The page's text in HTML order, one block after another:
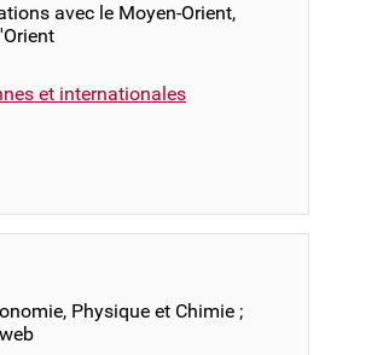
avec le Moyen-Orient,
et internationales
Physique et Chimie ;